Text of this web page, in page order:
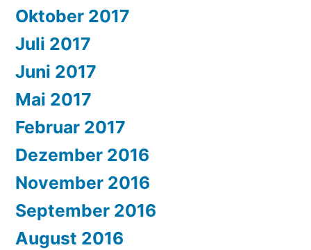
Oktober 2017
Juli 2017
Juni 2017
Mai 2017
Februar 2017
Dezember 2016
November 2016
September 2016
August 2016